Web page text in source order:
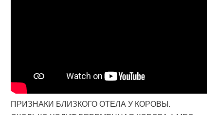
ПРИЗНАКИ БЛИЗКОГО ОТЕЛА У КОРОВЫ.